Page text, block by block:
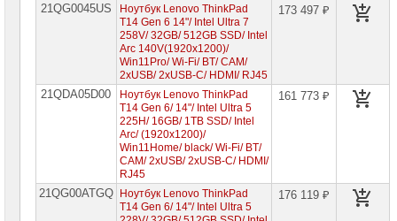
Термошкафы
21QG0045US
Ноутбук Lenovo ThinkPad
T14 Gen 6 14"/ Intel Ultra 7
258V/ 32GB/ 512GB SSD/ Intel
Arc 140V(1920x1200)/
Win11Pro/ Wi-Fi/ BT/ CAM/
2xUSB/ 2xUSB-C/ HDMI/ RJ45
173 497 ₽
21QDA05D00
Ноутбук Lenovo ThinkPad
T14 Gen 6/ 14"/ Intel Ultra 5
225H/ 16GB/ 1TB SSD/ Intel
Arc/ (1920x1200)/
Win11Home/ black/ Wi-Fi/ BT/
CAM/ 2xUSB/ 2xUSB-C/ HDMI/
RJ45
161 773 ₽
21QG00ATGQ
Ноутбук Lenovo ThinkPad
T14 Gen 6/ 14"/ Intel Ultra 5
176 119 ₽